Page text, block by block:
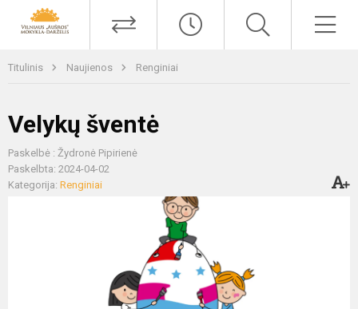
Titulinis Naujienos Renginiai
Velykų šventė
Paskelbė : Žydronė Pipirienė
Paskelbta: 2024-04-02
Kategorija: Renginiai